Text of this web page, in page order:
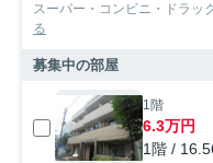
スーパー・コンビニ・ドラッ
る
募集中の部屋
1階
6.3万円
1階 /